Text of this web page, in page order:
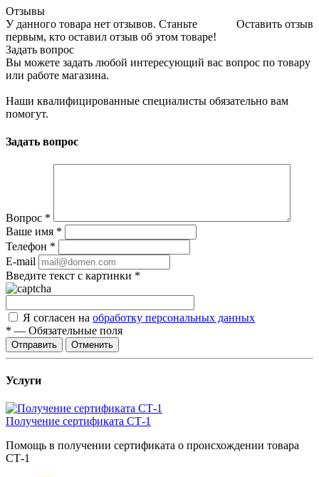
Отзывы
Оставить отзыв
У данного товара нет отзывов. Станьте
первым, кто оставил отзыв об этом товаре!
Задать вопрос
Вы можете задать любой интересующий вас вопрос по товару
или работе магазина.
Наши квалифицированные специалисты обязательно вам
помогут.
Задать вопрос
Вопрос *
Ваше имя *
Телефон *
E-mail
Введите текст с картинки *
Я согласен на обработку персональных данных
* — Обязательные поля
Отправить Отменить
Услуги
Получение сертификата СТ-1
Помощь в получении сертификата о происхождении товара
СТ-1